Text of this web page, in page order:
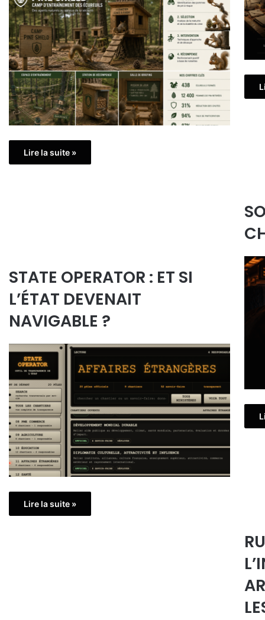
Lire la suite »
STATE OPERATOR : ET SI
L’ÉTAT DEVENAIT
NAVIGABLE ?
Lire la suite »